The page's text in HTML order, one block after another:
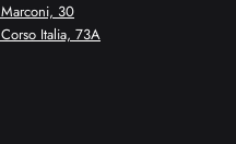
30
Italia, 73A